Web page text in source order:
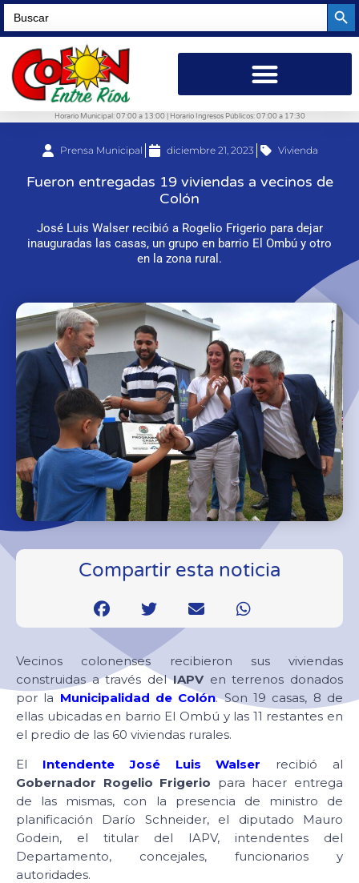
Search
for:
Horario Municipal: 07:00 a 13:00 | Horario Ingresos Públicos: 07:00 a 17:30
Prensa Municipal diciembre 21, 2023 Vivienda
Fueron entregadas 19 viviendas a vecinos de
Colón
José Luis Walser recibió a Rogelio Frigerio para dejar
inauguradas las casas, un grupo en barrio El Ombú y otro
en la zona rural.
Compartir esta noticia
Vecinos colonenses recibieron sus viviendas
construidas a través delIAPVen terrenos donados
por la Municipalidad de Colón. Son 19 casas, 8 de
ellas ubicadas en barrio El Ombú y las 11 restantes en
el predio de las 60 viviendas rurales.
El Intendente José Luis Walser recibió al
Gobernador Rogelio Frigerio para hacer entrega
de las mismas, con la presencia de ministro de
planificación Darío Schneider, el diputado Mauro
Godein, el titular del IAPV, intendentes del
Departamento, concejales, funcionarios y
autoridades.